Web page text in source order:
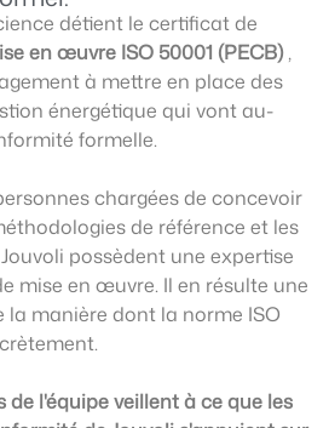
détient le certificat de
en œuvre ISO 50001 (PECB),
à mettre en place des
énergétique qui vont au-
formelle.
chargées de concevoir
de référence et les
possèdent une expertise
mise en œuvre. Il en résulte une
manière dont la norme ISO
de l'équipe veillent à ce que les